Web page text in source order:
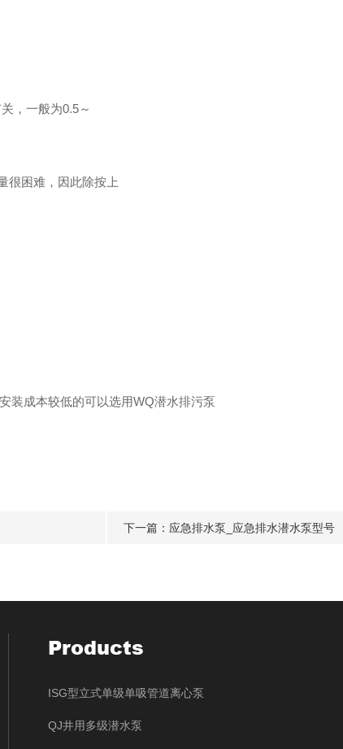
，一般为0.5～
很困难，因此除按上
装成本较低的可以选用WQ潜水排污泵
下一篇： 应急排水泵_应急排水潜水泵型号
Products
ISG型立式单级单吸管道离心泵
QJ井用多级潜水泵